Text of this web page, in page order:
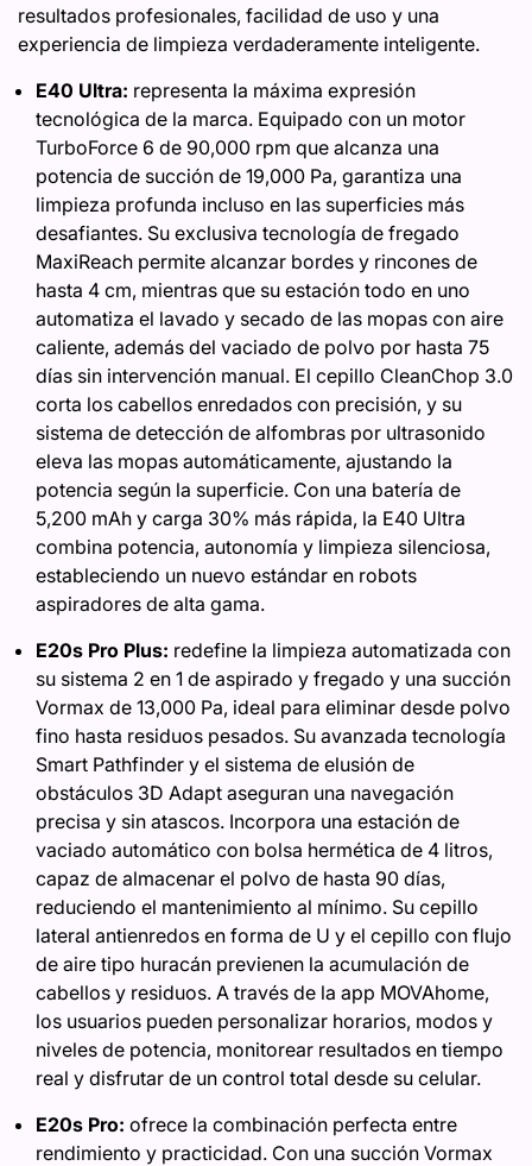
resultados profesionales, facilidad de uso y una
experiencia de limpieza verdaderamente inteligente.
E40 Ultra: representa la máxima expresión
tecnológica de la marca. Equipado con un motor
TurboForce 6 de 90,000 rpm que alcanza una
potencia de succión de 19,000 Pa, garantiza una
limpieza profunda incluso en las superficies más
desafiantes. Su exclusiva tecnología de fregado
MaxiReach permite alcanzar bordes y rincones de
hasta 4 cm, mientras que su estación todo en uno
automatiza el lavado y secado de las mopas con aire
caliente, además del vaciado de polvo por hasta 75
días sin intervención manual. El cepillo CleanChop 3.0
corta los cabellos enredados con precisión, y su
sistema de detección de alfombras por ultrasonido
eleva las mopas automáticamente, ajustando la
potencia según la superficie. Con una batería de
5,200 mAh y carga 30% más rápida, la E40 Ultra
combina potencia, autonomía y limpieza silenciosa,
estableciendo un nuevo estándar en robots
aspiradores de alta gama.
E20s Pro Plus: redefine la limpieza automatizada con
su sistema 2 en 1 de aspirado y fregado y una succión
Vormax de 13,000 Pa, ideal para eliminar desde polvo
fino hasta residuos pesados. Su avanzada tecnología
Smart Pathfinder y el sistema de elusión de
obstáculos 3D Adapt aseguran una navegación
precisa y sin atascos. Incorpora una estación de
vaciado automático con bolsa hermética de 4 litros,
capaz de almacenar el polvo de hasta 90 días,
reduciendo el mantenimiento al mínimo. Su cepillo
lateral antienredos en forma de U y el cepillo con flujo
de aire tipo huracán previenen la acumulación de
cabellos y residuos. A través de la app MOVAhome,
los usuarios pueden personalizar horarios, modos y
niveles de potencia, monitorear resultados en tiempo
real y disfrutar de un control total desde su celular.
E20s Pro: ofrece la combinación perfecta entre
rendimiento y practicidad. Con una succión Vormax